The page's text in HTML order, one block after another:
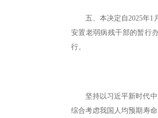
五、本决定自2025年
安置老弱病残干部的暂行
行。
坚持以习近平新时代
综合考虑我国人均预期寿